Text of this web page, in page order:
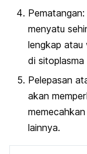
menyatu
lengkap atau
di sitoplasma
Pelepasan
akan
lainnya.